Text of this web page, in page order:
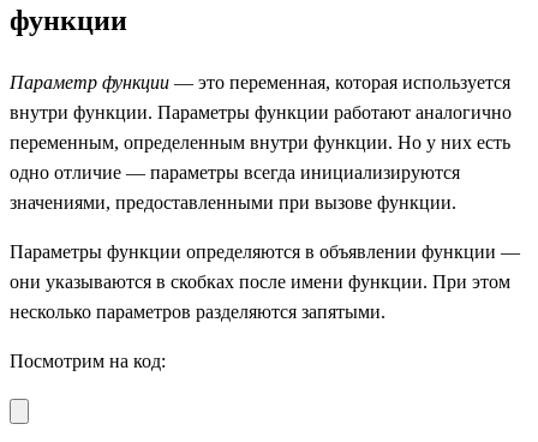
функции
Параметр функции — это переменная, которая используется
внутри функции. Параметры функции работают аналогично
переменным, определенным внутри функции. Но у них есть
одно отличие — параметры всегда инициализируются
значениями, предоставленными при вызове функции.
Параметры функции определяются в объявлении функции —
они указываются в скобках после имени функции. При этом
несколько параметров разделяются запятыми.
Посмотрим на код: